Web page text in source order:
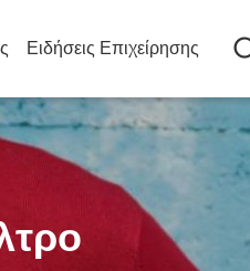
Ειδήσεις Επιχείρησης